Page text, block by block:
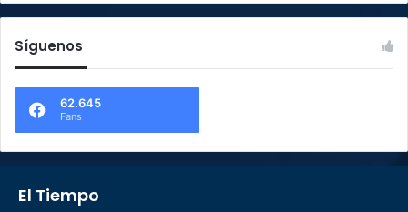
Síguenos
62.645
Fans
El Tiempo